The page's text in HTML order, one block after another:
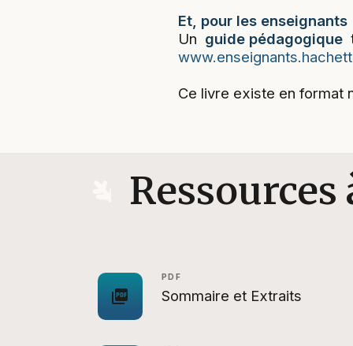
Et, pour les enseignants
Un guide pédagogique
Ce livre existe en format
picture_as_pdf
PDF
Sommaire et Extraits